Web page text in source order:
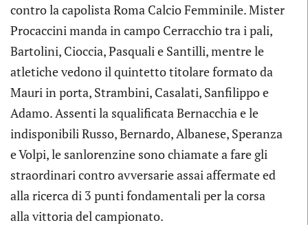
contro la capolista Roma Calcio Femminile. Mister
Procaccini manda in campo Cerracchio tra i pali,
Bartolini, Cioccia, Pasquali e Santilli, mentre le
atletiche vedono il quintetto titolare formato da
Mauri in porta, Strambini, Casalati, Sanfilippo e
Adamo. Assenti la squalificata Bernacchia e le
indisponibili Russo, Bernardo, Albanese, Speranza
e Volpi, le sanlorenzine sono chiamate a fare gli
straordinari contro avversarie assai affermate ed
alla ricerca di 3 punti fondamentali per la corsa
alla vittoria del campionato.